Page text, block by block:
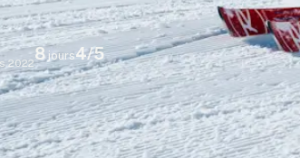
2022
8 jours4/5